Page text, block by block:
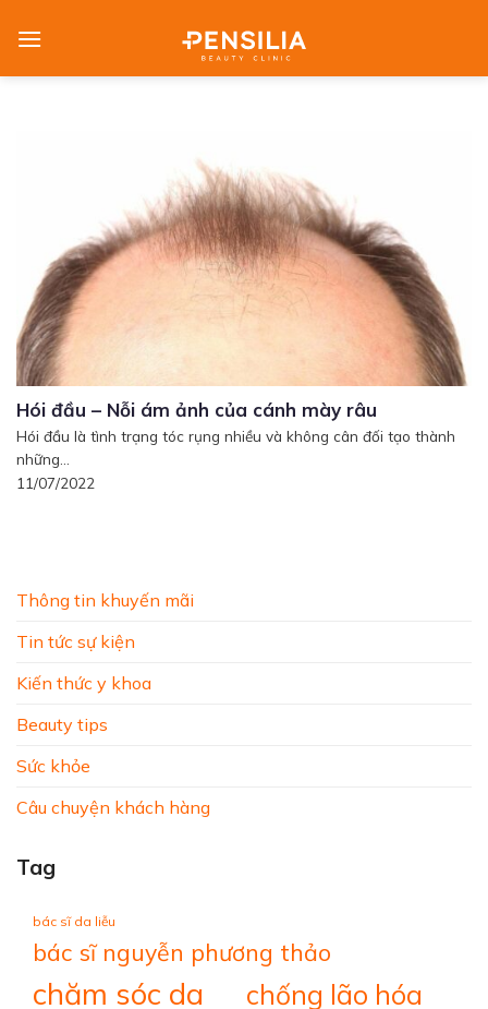
Thông tin khuyến mãi
Tin tức sự kiện
Kiến thức y khoa
Beauty tips
Sức khỏe
Câu chuyện khách hàng
Tag
bác sĩ da liễu
bác sĩ nguyễn phương thảo
chăm sóc da chống lão hóa
Hói đầu – Nỗi ám ảnh của cánh mày râu
Hói đầu là tình trạng tóc rụng nhiều và không cân đối tạo thành
những...
11/07/2022